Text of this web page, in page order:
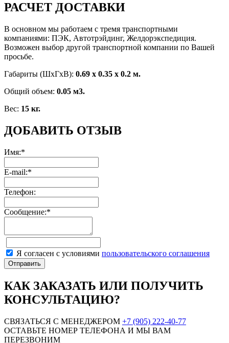
РАСЧЕТ ДОСТАВКИ
В основном мы работаем с тремя транспортными
компаниями: ПЭК, Автотрэйдинг, Желдорэкспедиция.
Возможен выбор другой транспортной компании по Вашей
просьбе.
Габариты (ШхГxВ): 0.69 x 0.35 x 0.2 м.
Общий объем: 0.05 м3.
Вес: 15 кг.
ДОБАВИТЬ ОТЗЫВ
Имя:*
E-mail:*
Телефон:
Сообщение:*
Я согласен с условиями пользовательского соглашения
КАК ЗАКАЗАТЬ ИЛИ ПОЛУЧИТЬ
КОНСУЛЬТАЦИЮ?
СВЯЗАТЬСЯ С МЕНЕДЖЕРОМ +7 (905) 222-40-77
ОСТАВЬТЕ НОМЕР ТЕЛЕФОНА И МЫ ВАМ
ПЕРЕЗВОНИМ